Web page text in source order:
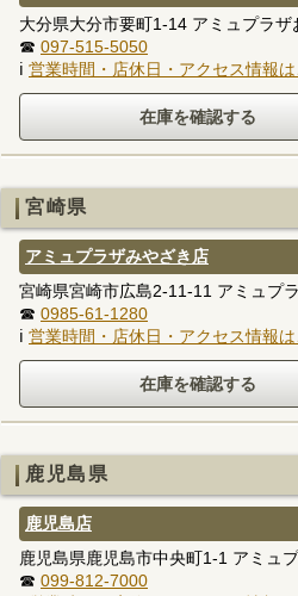
大分県大分市要町1-14 アミュプラザ
☎ 097-515-5050
ℹ 営業時間・店休日・アクセス情報は
宮崎県
アミュプラザみやざき店
宮崎県宮崎市広島2-11-11 アミュプ
☎ 0985-61-1280
ℹ 営業時間・店休日・アクセス情報は
鹿児島県
鹿児島店
鹿児島県鹿児島市中央町1-1 アミュ
☎ 099-812-7000